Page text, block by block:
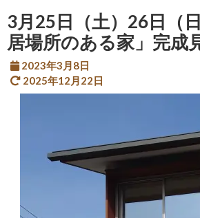
3月25日（土）26日（
居場所のある家」完成
2023年3月8日
2025年12月22日